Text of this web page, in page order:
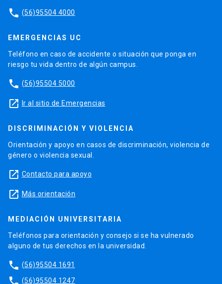
phone (56)95504 4000
EMERGENCIAS UC
Teléfono en caso de accidente o situación que ponga en
riesgo tu vida dentro de algún campus.
phone (56)95504 5000
launch Ir al sitio de Emergencias
DISCRIMINACIÓN Y VIOLENCIA
Orientación y apoyo en casos de discriminación, violencia de
género o violencia sexual.
launch Contacto para apoyo
launch Más orientación
MEDIACIÓN UNIVERSITARIA
Teléfonos para orientación y consejo si se ha vulnerado
alguno de tus derechos en la universidad.
phone (56)95504 1691
phone (56)95504 1247